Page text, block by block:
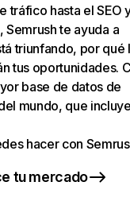
tráfico hasta el SEO
Semrush te ayuda a
triunfando, por qué
tus oportunidades.
base de datos de
mundo, que
hacer con
tu mercado